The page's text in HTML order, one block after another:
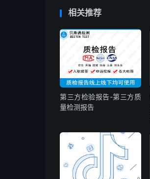
相关推荐
第三方检验报告-第三方质
量检测报告